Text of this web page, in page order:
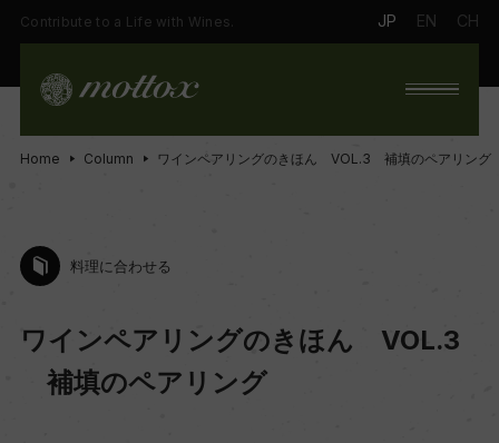
Contribute to a Life with Wines. JP EN CH
Home Column ワインペアリングのきほん VOL.3 補填のペアリング
料理に合わせる
ワインペアリングのきほん VOL.3
補填のペアリング